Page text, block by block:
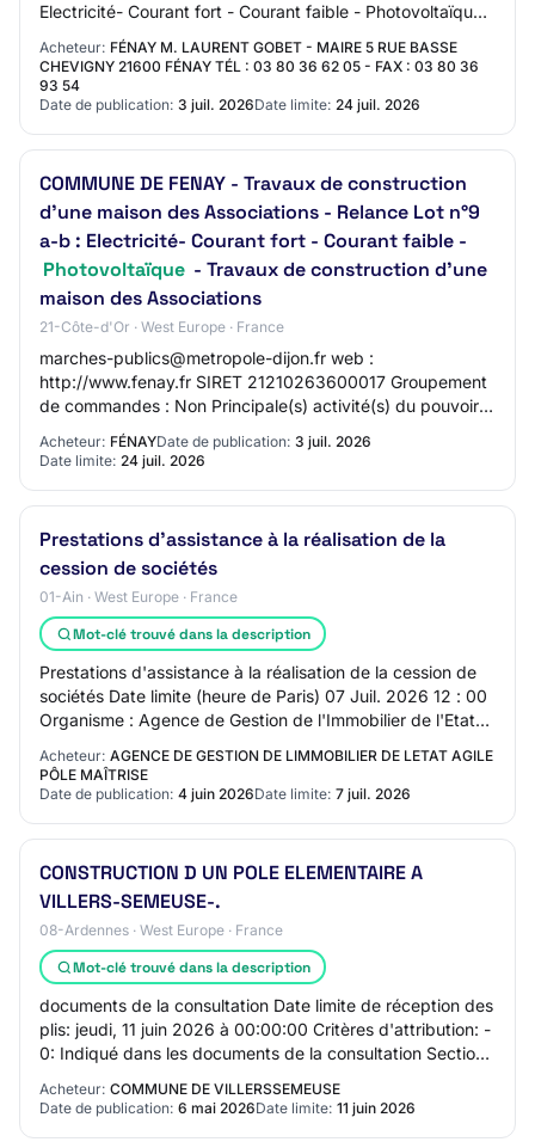
Electricité- Courant fort - Courant faible - Photovoltaïque -
Travaux de construction d'une mais…
Acheteur: FÉNAY M. LAURENT GOBET - MAIRE 5 RUE BASSE
CHEVIGNY 21600 FÉNAY TÉL : 03 80 36 62 05 - FAX : 03 80 36
93 54
Date de publication: 3 juil. 2026Date limite: 24 juil. 2026
COMMUNE DE FENAY - Travaux de construction
d'une maison des Associations - Relance Lot n°9
a-b : Electricité- Courant fort - Courant faible -
Photovoltaïque - Travaux de construction d'une
maison des Associations
21-Côte-d'Or · West Europe · France
marches-publics@metropole-dijon.fr web :
http://www.fenay.fr SIRET 21210263600017 Groupement
de commandes : Non Principale(s) activité(s) du pouvoir
adjudicateur : Services généraux des administratio…
Acheteur: FÉNAYDate de publication: 3 juil. 2026
Date limite: 24 juil. 2026
Prestations d'assistance à la réalisation de la
cession de sociétés
01-Ain · West Europe · France
Mot-clé trouvé dans la description
Prestations d'assistance à la réalisation de la cession de
sociétés Date limite (heure de Paris) 07 Juil. 2026 12 : 00
Organisme : Agence de Gestion de l'Immobilier de l'Etat
Acheteur: AGENCE DE GESTION DE LIMMOBILIER DE LETAT AGILE
PÔLE MAÎTRISE
Date de publication: 4 juin 2026Date limite: 7 juil. 2026
CONSTRUCTION D UN POLE ELEMENTAIRE A
VILLERS-SEMEUSE-.
08-Ardennes · West Europe · France
Mot-clé trouvé dans la description
documents de la consultation Date limite de réception des
plis: jeudi, 11 juin 2026 à 00:00:00 Critères d'attribution: -
0: Indiqué dans les documents de la consultation Section
Acheteur: COMMUNE DE VILLERSSEMEUSE
Date de publication: 6 mai 2026Date limite: 11 juin 2026